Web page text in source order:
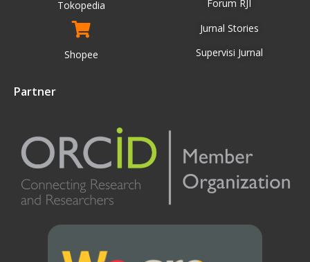
Tokopedia
Shopee
Forum RJI
Jurnal Stories
Supervisi Jurnal
Partner